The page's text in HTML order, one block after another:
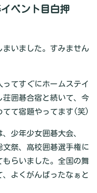
ベント目白押
いました。すみません
てすぐにホームステイ
囲碁合宿と続いて、今
てて宿題やってます(笑)
少年少女囲碁大会、
祭、高校囲碁選手権に
らいました。全国の舞
よくがんばったなぁと